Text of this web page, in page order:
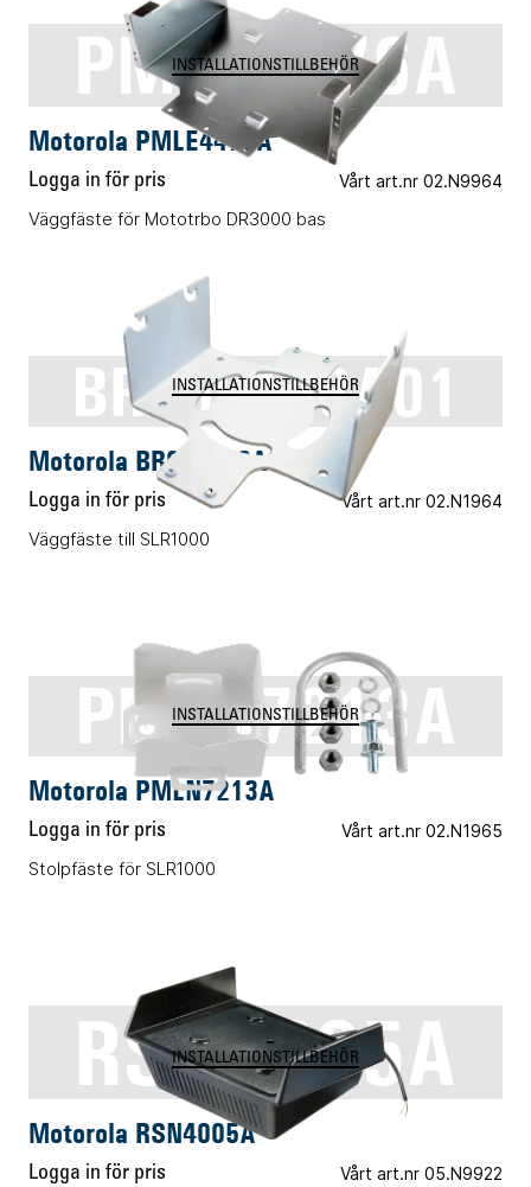
PMLE4476A
INSTALLATIONSTILLBEHÖR
Motorola PMLE4476A
Logga in för pris Vårt art.nr 02.N9964
Väggfäste för Mototrbo DR3000 bas
BR000143A01
INSTALLATIONSTILLBEHÖR
Motorola BR000143A01
Logga in för pris Vårt art.nr 02.N1964
Väggfäste till SLR1000
PMLN7213A
INSTALLATIONSTILLBEHÖR
Motorola PMLN7213A
Logga in för pris Vårt art.nr 02.N1965
Stolpfäste för SLR1000
RSN4005A
INSTALLATIONSTILLBEHÖR
Motorola RSN4005A
Logga in för pris Vårt art.nr 05.N9922